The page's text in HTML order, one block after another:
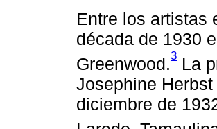
Entre los artistas
década de 1930
Greenwood.3 La
Josephine
diciembre de